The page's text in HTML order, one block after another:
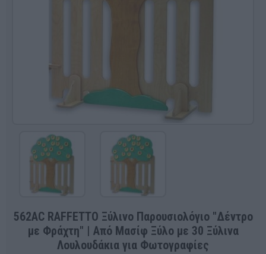
562AC RAFFETTO Ξύλινο Παρουσιολόγιο "Δέντρο
με Φράχτη" | Από Μασίφ Ξύλο με 30 Ξύλινα
Λουλουδάκια για Φωτογραφίες